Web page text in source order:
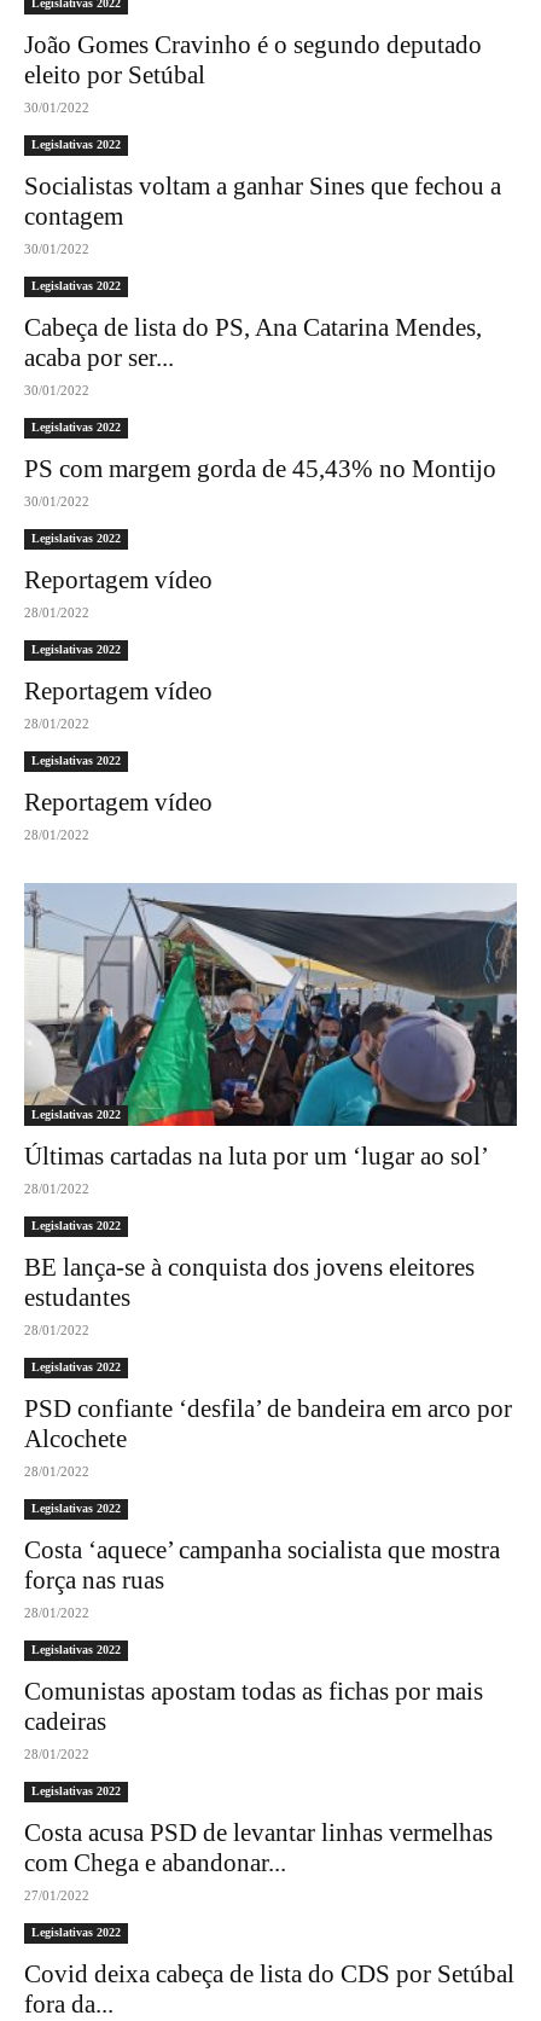
Legislativas 2022
João Gomes Cravinho é o segundo deputado
eleito por Setúbal
30/01/2022
Legislativas 2022
Socialistas voltam a ganhar Sines que fechou a
contagem
30/01/2022
Legislativas 2022
Cabeça de lista do PS, Ana Catarina Mendes,
acaba por ser...
30/01/2022
Legislativas 2022
PS com margem gorda de 45,43% no Montijo
30/01/2022
Legislativas 2022
Reportagem vídeo
28/01/2022
Legislativas 2022
Reportagem vídeo
28/01/2022
Legislativas 2022
Reportagem vídeo
28/01/2022
Legislativas 2022
Últimas cartadas na luta por um ‘lugar ao sol’
28/01/2022
Legislativas 2022
BE lança-se à conquista dos jovens eleitores
estudantes
28/01/2022
Legislativas 2022
PSD confiante ‘desfila’ de bandeira em arco por
Alcochete
28/01/2022
Legislativas 2022
Costa ‘aquece’ campanha socialista que mostra
força nas ruas
28/01/2022
Legislativas 2022
Comunistas apostam todas as fichas por mais
cadeiras
28/01/2022
Legislativas 2022
Costa acusa PSD de levantar linhas vermelhas
com Chega e abandonar...
27/01/2022
Legislativas 2022
Covid deixa cabeça de lista do CDS por Setúbal
fora da...